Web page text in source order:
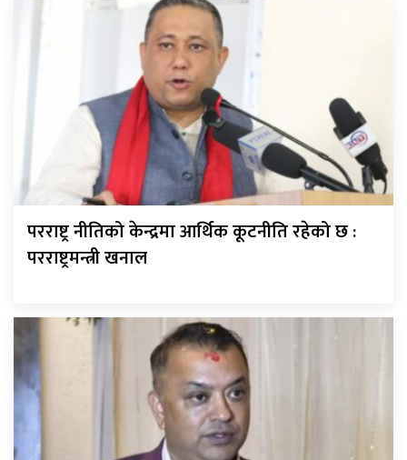
परराष्ट्र नीतिको केन्द्रमा आर्थिक कूटनीति रहेको छ :
परराष्ट्रमन्त्री खनाल